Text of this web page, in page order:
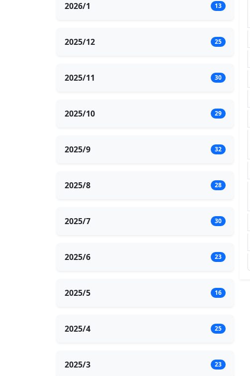
2026/1 13
2025/12 25
2025/11 30
2025/10 29
2025/9 32
2025/8 28
2025/7 30
2025/6 23
2025/5 16
2025/4 25
2025/3 23